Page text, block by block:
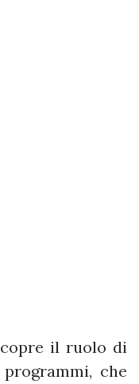
il ruolo di
che